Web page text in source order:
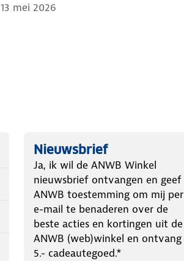
13 mei 2026
Nieuwsbrief
Ja, ik wil de ANWB Winkel
nieuwsbrief ontvangen en geef
ANWB toestemming om mij per
e-mail te benaderen over de
beste acties en kortingen uit de
ANWB (web)winkel en ontvang
5.- cadeautegoed.*